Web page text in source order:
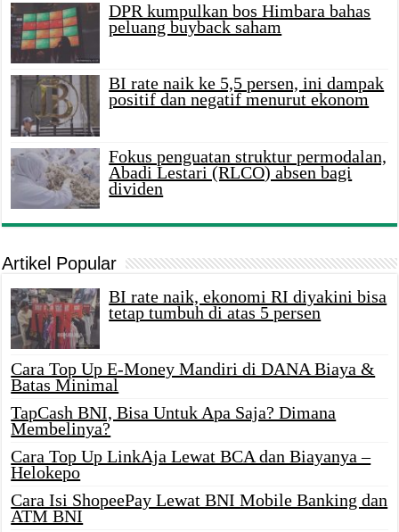
DPR kumpulkan bos Himbara bahas
peluang buyback saham
BI rate naik ke 5,5 persen, ini dampak
positif dan negatif menurut ekonom
Fokus penguatan struktur permodalan,
Abadi Lestari (RLCO) absen bagi
dividen
Artikel Popular
BI rate naik, ekonomi RI diyakini bisa
tetap tumbuh di atas 5 persen
Cara Top Up E-Money Mandiri di DANA Biaya &
Batas Minimal
TapCash BNI, Bisa Untuk Apa Saja? Dimana
Membelinya?
Cara Top Up LinkAja Lewat BCA dan Biayanya –
Helokepo
Cara Isi ShopeePay Lewat BNI Mobile Banking dan
ATM BNI